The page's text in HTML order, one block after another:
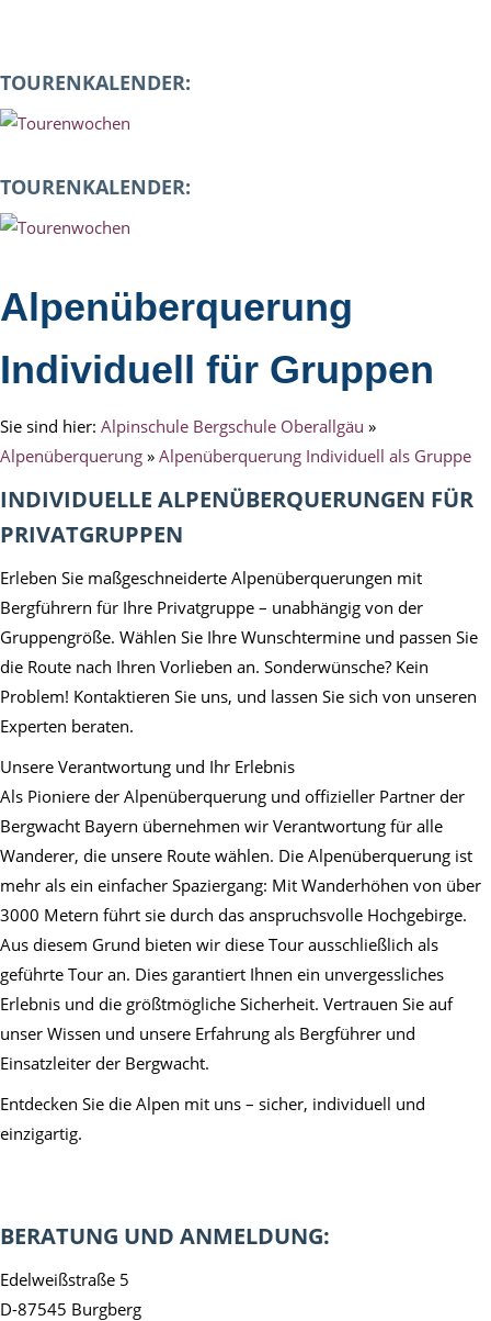
TOURENKALENDER:
TOURENKALENDER:
Alpenüberquerung
Individuell für Gruppen
Sie sind hier: Alpinschule Bergschule Oberallgäu »
Alpenüberquerung » Alpenüberquerung Individuell als Gruppe
INDIVIDUELLE ALPENÜBERQUERUNGEN FÜR
PRIVATGRUPPEN
Erleben Sie maßgeschneiderte Alpenüberquerungen mit
Bergführern für Ihre Privatgruppe – unabhängig von der
Gruppengröße. Wählen Sie Ihre Wunschtermine und passen Sie
die Route nach Ihren Vorlieben an. Sonderwünsche? Kein
Problem! Kontaktieren Sie uns, und lassen Sie sich von unseren
Experten beraten.
Unsere Verantwortung und Ihr Erlebnis
Als Pioniere der Alpenüberquerung und offizieller Partner der
Bergwacht Bayern übernehmen wir Verantwortung für alle
Wanderer, die unsere Route wählen. Die Alpenüberquerung ist
mehr als ein einfacher Spaziergang: Mit Wanderhöhen von über
3000 Metern führt sie durch das anspruchsvolle Hochgebirge.
Aus diesem Grund bieten wir diese Tour ausschließlich als
geführte Tour an. Dies garantiert Ihnen ein unvergessliches
Erlebnis und die größtmögliche Sicherheit. Vertrauen Sie auf
unser Wissen und unsere Erfahrung als Bergführer und
Einsatzleiter der Bergwacht.
Entdecken Sie die Alpen mit uns – sicher, individuell und
einzigartig.
BERATUNG UND ANMELDUNG:
Edelweißstraße 5
D-87545 Burgberg